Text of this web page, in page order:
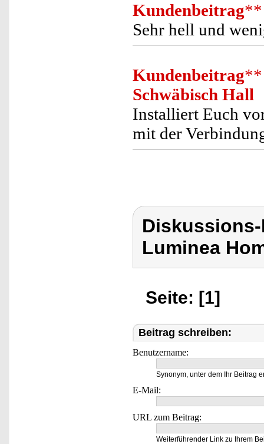
Kundenbeitrag**
Sehr hell und
Kundenbeitrag**
Schwäbisch Hall
Installiert Euch
mit der
Luminea
Seite: [1]
Beitrag schreiben:
Benutzername:
Synonym, unter dem Ihr Beitrag
E-Mail:
URL zum Beitrag:
Weiterführender Link zu Ihrem